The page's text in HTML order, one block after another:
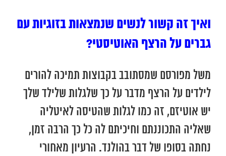
ואיך זה קשור לנשים שנמצאות בזוגיות עם
גברים על הרצף האוטיסטי?
משל מפורסם שמסתובב בקבוצות תמיכה להורים
לילדים על הרצף מדבר על כך שלגלות שלילד שלך
יש אוטיזם, זה כמו לגלות שהטיסה לאיטליה
שאליה התכוננתם וחיכיתם לה כל כך הרבה זמן,
נחתה בסופו של דבר בהולנד. הרעיון מאחורי